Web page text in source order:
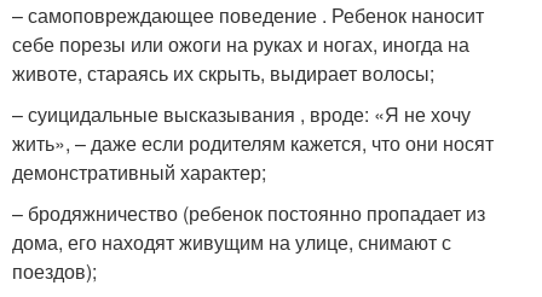
– самоповреждающее поведение . Ребенок наносит
себе порезы или ожоги на руках и ногах, иногда на
животе, стараясь их скрыть, выдирает волосы;
– суицидальные высказывания , вроде: «Я не хочу
жить», – даже если родителям кажется, что они носят
демонстративный характер;
– бродяжничество (ребенок постоянно пропадает из
дома, его находят живущим на улице, снимают с
поездов);